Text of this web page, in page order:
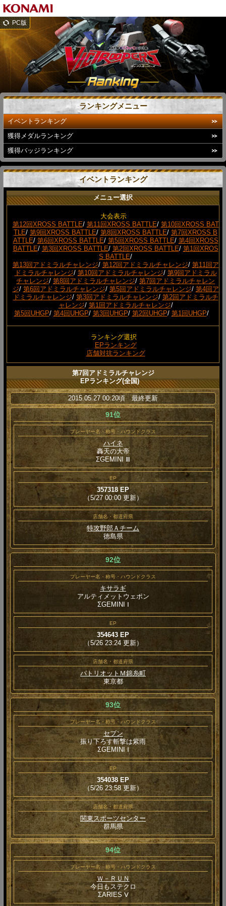
PC版
ランキングメニュー
イベントランキング
獲得メダルランキング
獲得バッジランキング
イベントランキング
メニュー選択
大会表示
第12回XROSS BATTLE/ 第11回XROSS BATTLE/ 第10回XROSS BAT
TLE/ 第9回XROSS BATTLE/ 第8回XROSS BATTLE/ 第7回XROSS B
ATTLE/ 第6回XROSS BATTLE/ 第5回XROSS BATTLE/ 第4回XROSS
BATTLE/ 第3回XROSS BATTLE/ 第2回XROSS BATTLE/ 第1回XROS
S BATTLE/
第13回アドミラルチャレンジ/ 第12回アドミラルチャレンジ/ 第11回ア
ドミラルチャレンジ/ 第10回アドミラルチャレンジ/ 第9回アドミラル
チャレンジ/ 第8回アドミラルチャレンジ/ 第7回アドミラルチャレン
ジ/ 第6回アドミラルチャレンジ/ 第5回アドミラルチャレンジ/ 第4回ア
ドミラルチャレンジ/ 第3回アドミラルチャレンジ/ 第2回アドミラルチ
ャレンジ/ 第1回アドミラルチャレンジ/
第5回UHGP/ 第4回UHGP/ 第3回UHGP/ 第2回UHGP/ 第1回UHGP/
ランキング選択
EPランキング
店舗対抗ランキング
第7回アドミラルチャレンジ
EPランキング(全国)
2015.05.27 00:20頃 最終更新
91位
プレーヤー名・称号・ハウンドクラス
ハイネ
轟天の大帝
ΣGEMINI Ⅲ
EP
357318 EP
（5/27 00:00 更新）
店舗名・都道府県
特攻野郎Ａチーム
徳島県
92位
プレーヤー名・称号・ハウンドクラス
キサラギ
アルティメットウェポン
ΣGEMINI Ⅰ
EP
354643 EP
（5/26 23:24 更新）
店舗名・都道府県
パトリオットＭ錦糸町
東京都
93位
プレーヤー名・称号・ハウンドクラス
セブン
振り下ろす斬撃は紫雨
ΣGEMINI Ⅰ
EP
354038 EP
（5/26 23:58 更新）
店舗名・都道府県
関東スポーツセンター
群馬県
94位
プレーヤー名・称号・ハウンドクラス
Ｗ－ＲＵＮ
今日もステクロ
ΣARIES Ⅴ